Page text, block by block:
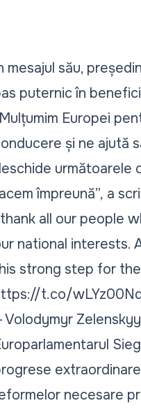
mesajul său,
puternic în
Europei
și ne ajută
următoarele
împreună”, a
all our people
national interests.
strong step for
t.co/
Volodymyr
necesare